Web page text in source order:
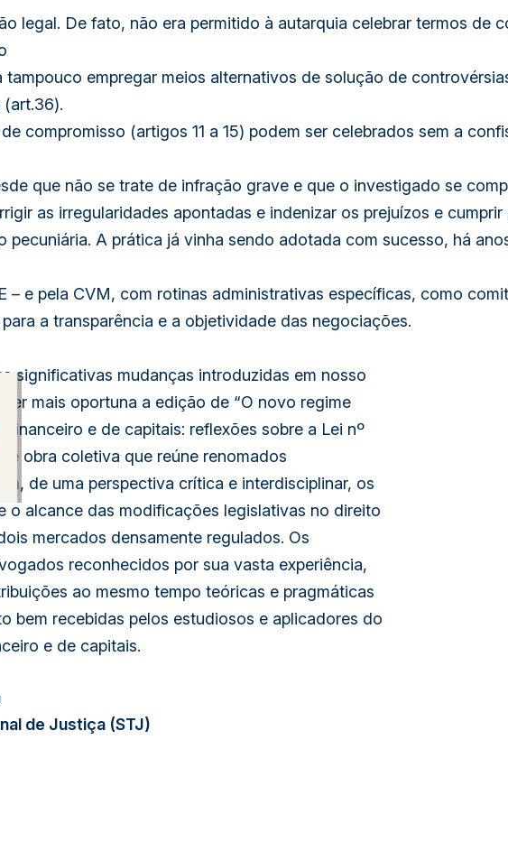
legal. De fato, não era permitido à autarquia celebrar termos de
tampouco empregar meios alternativos de solução de
(art.36).
compromisso (artigos 11 a 15) podem ser celebrados sem a
que não se trate de infração grave e que o investigado se
as irregularidades apontadas e indenizar os prejuízos e
pecuniária. A prática já vinha sendo adotada com sucesso, há
– e pela CVM, com rotinas administrativas específicas, como
a transparência e a objetividade das negociações.
significativas mudanças introduzidas em nosso
ser mais oportuna a edição de “O novo regime
financeiro e de capitais: reflexões sobre a Lei nº
de obra coletiva que reúne renomados
de uma perspectiva crítica e interdisciplinar, os
o alcance das modificações legislativas no direito
mercados densamente regulados. Os
reconhecidos por sua vasta experiência,
ao mesmo tempo teóricas e pragmáticas
bem recebidas pelos estudiosos e aplicadores do
e de capitais.
de Justiça (STJ)